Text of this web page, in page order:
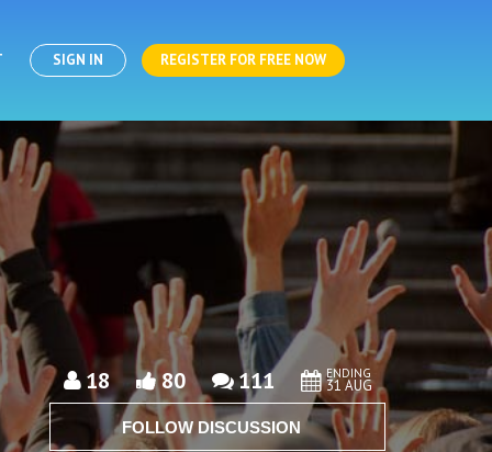
SIGN IN REGISTER FOR FREE NOW
18 80 111 ENDING
31 AUG
FOLLOW DISCUSSION